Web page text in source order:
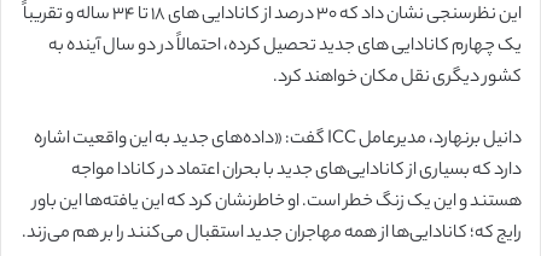
این نظرسنجی نشان داد که ۳۰ درصد از کانادایی های ۱۸ تا ۳۴ ساله و تقریباً
یک چهارم کانادایی های جدید تحصیل کرده، احتمالاً در دو سال آینده به
کشور دیگری نقل مکان خواهند کرد.
دانیل برنهارد، مدیرعامل ICC گفت: «داده‌های جدید به این واقعیت اشاره
دارد که بسیاری از کانادایی‌های جدید با بحران اعتماد در کانادا مواجه
هستند و این یک زنگ خطر است. او خاطرنشان کرد که این یافته‌ها این باور
رایج که؛ کانادایی‌ها از همه مهاجران جدید استقبال می‌کنند را بر هم می‌زند.